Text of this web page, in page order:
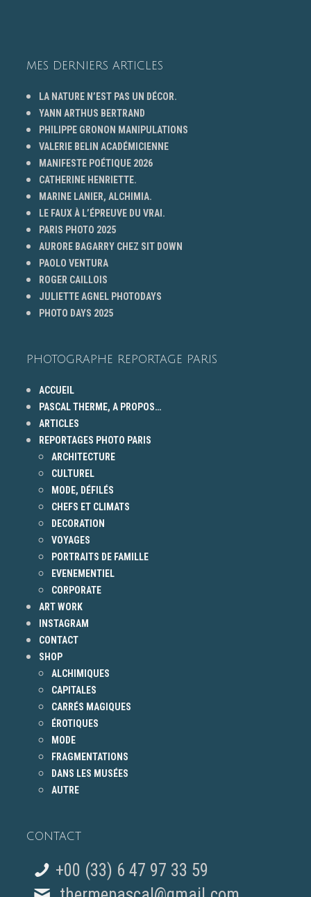
MES DERNIERS ARTICLES
LA NATURE N’EST PAS UN DÉCOR.
YANN ARTHUS BERTRAND
PHILIPPE GRONON MANIPULATIONS
VALERIE BELIN ACADÉMICIENNE
MANIFESTE POÉTIQUE 2026
CATHERINE HENRIETTE.
MARINE LANIER, ALCHIMIA.
LE FAUX À L’ÉPREUVE DU VRAI.
PARIS PHOTO 2025
AURORE BAGARRY CHEZ SIT DOWN
PAOLO VENTURA
ROGER CAILLOIS
JULIETTE AGNEL PHOTODAYS
PHOTO DAYS 2025
PHOTOGRAPHE REPORTAGE PARIS
ACCUEIL
PASCAL THERME, A PROPOS…
ARTICLES
REPORTAGES PHOTO PARIS
ARCHITECTURE
CULTUREL
MODE, DÉFILÉS
CHEFS ET CLIMATS
DECORATION
VOYAGES
PORTRAITS DE FAMILLE
EVENEMENTIEL
CORPORATE
ART WORK
INSTAGRAM
CONTACT
SHOP
ALCHIMIQUES
CAPITALES
CARRÉS MAGIQUES
ÉROTIQUES
MODE
FRAGMENTATIONS
DANS LES MUSÉES
AUTRE
CONTACT
+00 (33) 6 47 97 33 59